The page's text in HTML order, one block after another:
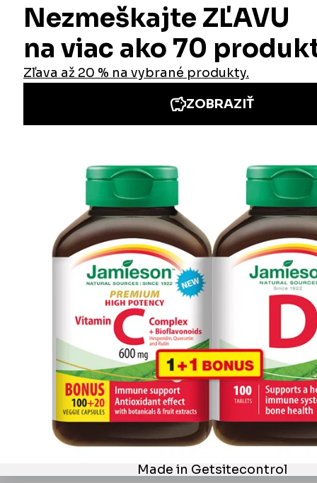
Jamieson Železo 35mg s postupným uvoľňovaním 60tbl.
7,40 € 8,71 €
Informácie
Iné stránky Jamieson
VRÁTIŤ SA NA ZAČIATOK